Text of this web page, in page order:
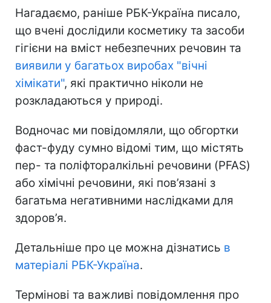
Нагадаємо, раніше РБК-Україна писало,
що вчені дослідили косметику та засоби
гігієни на вміст небезпечних речовин та
виявили у багатьох виробах "вічні
хімікати", які практично ніколи не
розкладаються у природі.
Водночас ми повідомляли, що обгортки
фаст-фуду сумно відомі тим, що містять
пер- та поліфторалкільні речовини (PFAS)
або хімічні речовини, які пов’язані з
багатьма негативними наслідками для
здоров’я.
Детальніше про це можна дізнатись в
матеріалі РБК-Україна.
Термінові та важливі повідомлення про